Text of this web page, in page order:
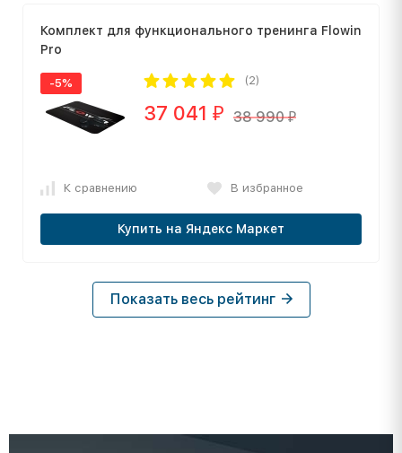
Комплект для функционального тренинга Flowin
Pro
-5% (2)
37 041 ₽ 38 990₽
К сравнению В избранное
Купить на Яндекс Маркет
Показать весь рейтинг